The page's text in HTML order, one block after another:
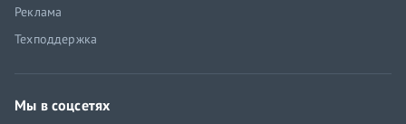
Реклама
Техподдержка
Мы в соцсетях